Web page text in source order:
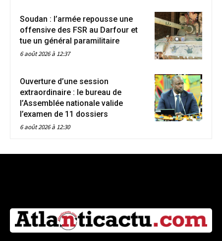
Soudan : l’armée repousse une
offensive des FSR au Darfour et
tue un général paramilitaire
6 août 2026 à 12:37
Ouverture d’une session
extraordinaire : le bureau de
l’Assemblée nationale valide
l’examen de 11 dossiers
6 août 2026 à 12:30